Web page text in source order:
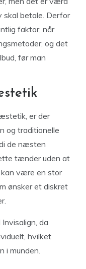
skal betale. Derfor
faktor, når
og det
før man
er der
og traditionelle
de næsten
tænder uden at
være en stor
ønsker et diskret
da
hvilket
i munden.